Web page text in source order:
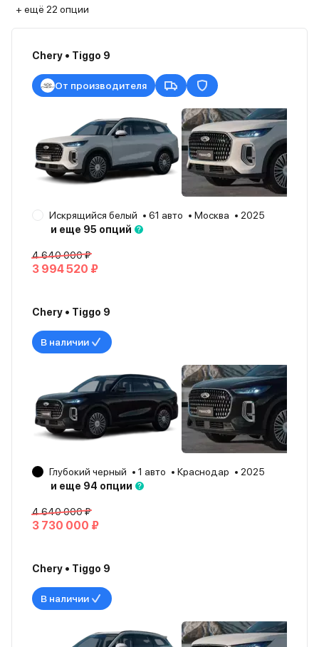
+ ещё 22 опции
Chery • Tiggo 9
От производителя
Искрящийся белый 61 авто Москва
2025
и еще 95 опций
4 640 000 ₽
3 994 520 ₽
Chery • Tiggo 9
В наличии
Глубокий черный 1 авто Краснодар
2025
и еще 94 опции
4 640 000 ₽
3 730 000 ₽
Chery • Tiggo 9
В наличии